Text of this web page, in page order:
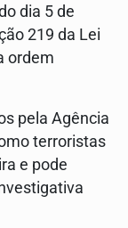
dia 5 de
219 da Lei
ordem
pela Agência
terroristas
e pode